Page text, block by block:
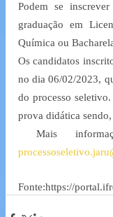
Podem se
graduação em
Química ou
Os candidatos
no dia 06/02/2023,
do processo
prova didática
Fonte:https://